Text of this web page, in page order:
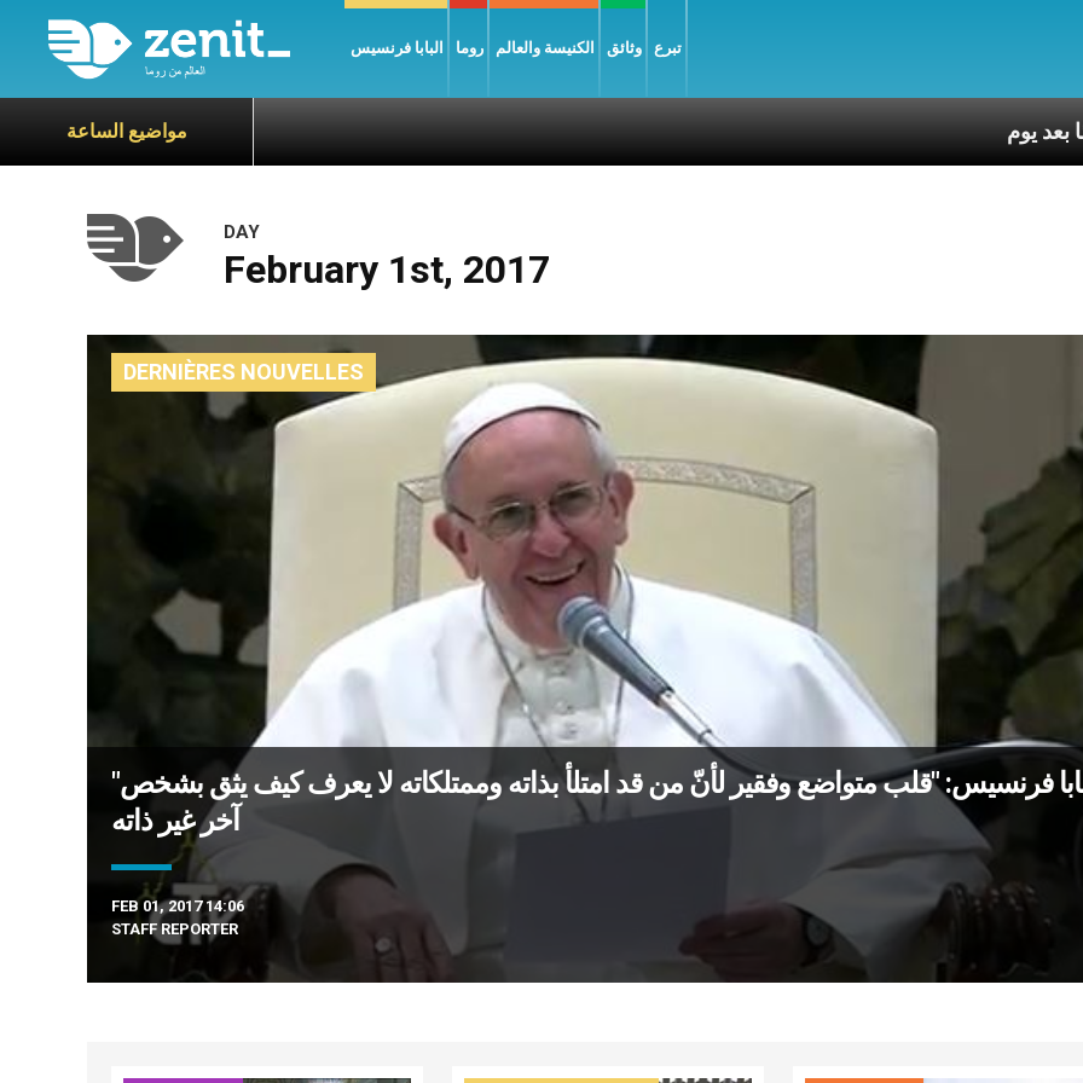
البابا فرنسيس روما الكنيسة والعالم وثائق تبرع
مواضيع الساعة
DAY
February 1st, 2017
DERNIÈRES NOUVELLES
"البابا فرنسيس: "قلب متواضع وفقير لأنّ من قد امتلأ بذاته وممتلكاته لا يعرف كيف يثق بشخص
آخر غير ذاته
FEB 01, 2017 14:06
STAFF REPORTER